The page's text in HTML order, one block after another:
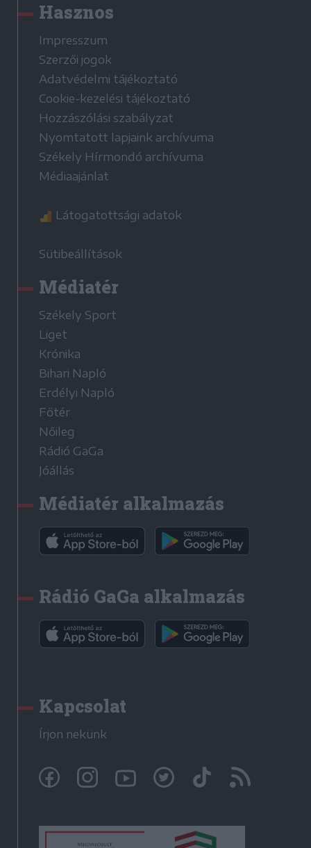
Hasznos
Impresszum
Szerzői jogok
Adatvédelmi tájékoztató
Cookie-kezelési tájékoztató
Hozzászólási szabályzat
Nyomtatott lapjaink archívuma
Székely Hírmondó archívuma
Médiaajánlat
Látogatottsági adatok
Sütibeállítások
Médiatér
Székely Sport
Liget
Krónika
Bihari Napló
Erdélyi Napló
Főtér
Nőileg
Rádió GaGa
Jóállás
Médiatér alkalmazás
Rádió GaGa alkalmazás
Kapcsolat
Írjon nekünk